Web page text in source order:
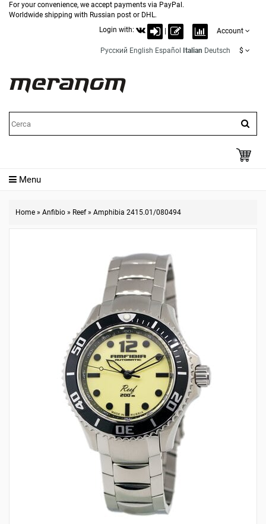
For your convenience, we accept payments via PayPal.
Worldwide shipping with Russian post or DHL.
Login with:
Account
Русский English Español Italian Deutsch $
Menu
Home » Anfibio » Reef» Amphibia 2415.01/080494